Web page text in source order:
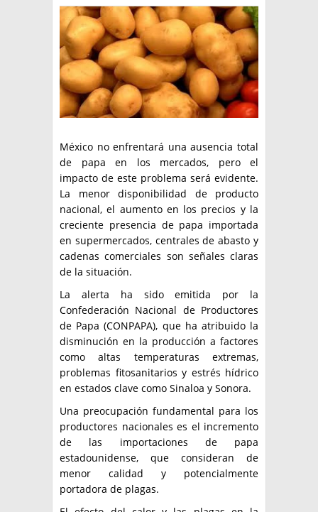
INTERES GENERAL
LA PAPA
RESOLUCIONES Y NORMATIVAS
ENLACES
ARGENPAPA
PUBLICIDAD
QUIENES SOMOS
CONTACTO
BUSCAR NOTICIAS
BUSCAR
México no enfrentará una ausencia total
de papa en los mercados, pero el
impacto de este problema será evidente.
La menor disponibilidad de producto
nacional, el aumento en los precios y la
creciente presencia de papa importada
en supermercados, centrales de abasto y
cadenas comerciales son señales claras
de la situación.
La alerta ha sido emitida por la
Confederación Nacional de Productores
de Papa (CONPAPA), que ha atribuido la
disminución en la producción a factores
como altas temperaturas extremas,
problemas fitosanitarios y estrés hídrico
en estados clave como Sinaloa y Sonora.
Una preocupación fundamental para los
productores nacionales es el incremento
de las importaciones de papa
estadounidense, que consideran de
menor calidad y potencialmente
portadora de plagas.